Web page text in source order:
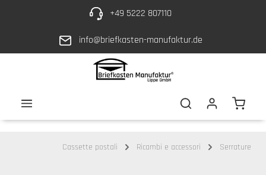
Vai al contenuto principale +49 5222 807110
info@briefkasten-manufaktur.de
Il
Cassette postali Ricambi e accessori Serrature